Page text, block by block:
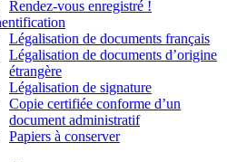
Rendez-vous enregistré !
Légalisation de documents français
Légalisation de documents d’origine
étrangère
Légalisation de signature
Copie certifiée conforme d’un
document administratif
Papiers à conserver